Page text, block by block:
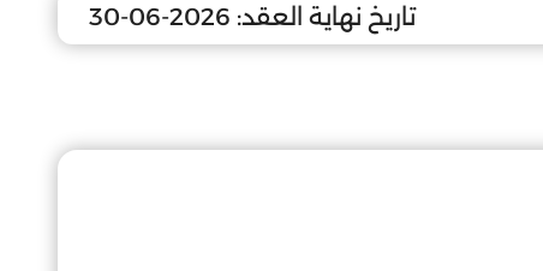
تاريخ نهاية العقد: 2026-06-30